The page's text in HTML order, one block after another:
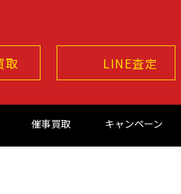
取 LINE査定
催事買取 キャンペーン